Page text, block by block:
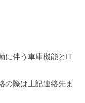
に伴う車庫機能とIT
際は上記連絡先ま